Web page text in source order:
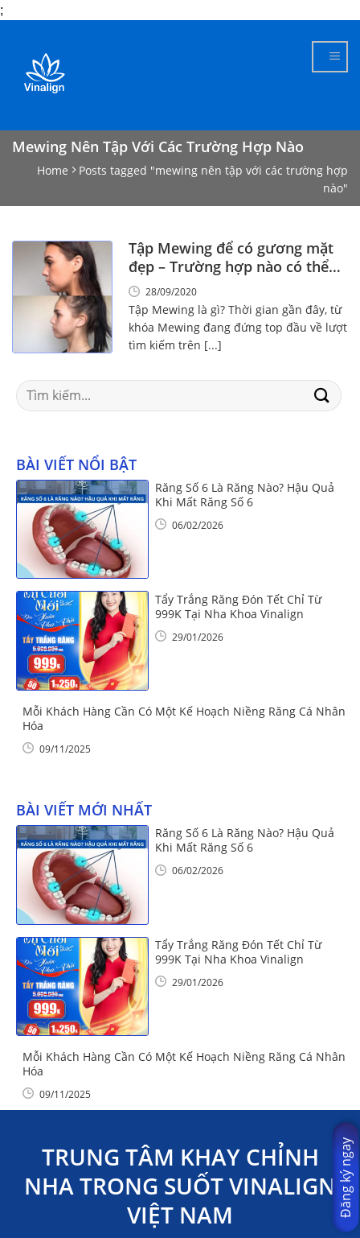
;
content
Mewing Nên Tập Với Các Trường Hợp Nào
Home Posts tagged "mewing nên tập với các trường hợp
nào"
Tập Mewing để có gương mặt
đẹp – Trường hợp nào có thể
tập Mewing?
28/09/2020
Tập Mewing là gì? Thời gian gần đây, từ
khóa Mewing đang đứng top đầu về lượt
tìm kiếm trên [...]
Search
for:
BÀI VIẾT NỔI BẬT
Răng Số 6 Là Răng Nào? Hậu Quả
Khi Mất Răng Số 6
06/02/2026
Tẩy Trắng Răng Đón Tết Chỉ Từ
999K Tại Nha Khoa Vinalign
29/01/2026
Mỗi Khách Hàng Cần Có Một Kế Hoạch Niềng Răng Cá Nhân
Hóa
09/11/2025
BÀI VIẾT MỚI NHẤT
Răng Số 6 Là Răng Nào? Hậu Quả
Khi Mất Răng Số 6
06/02/2026
Tẩy Trắng Răng Đón Tết Chỉ Từ
999K Tại Nha Khoa Vinalign
29/01/2026
Mỗi Khách Hàng Cần Có Một Kế Hoạch Niềng Răng Cá Nhân
Hóa
09/11/2025
TRUNG TÂM KHAY CHỈNH
NHA TRONG SUỐT VINALIGN
VIỆT NAM
Đăng ký ngay